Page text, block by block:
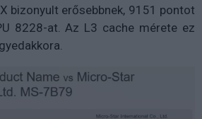
bizonyult erősebbnek, 9151 pontot
8228-at. Az L3 cache mérete ez